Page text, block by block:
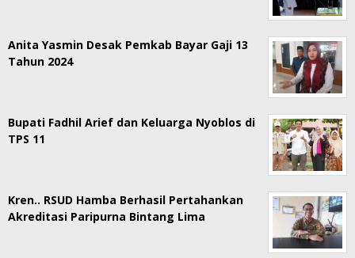
Anita Yasmin Desak Pemkab Bayar Gaji 13
Tahun 2024
Bupati Fadhil Arief dan Keluarga Nyoblos di
TPS 11
Kren.. RSUD Hamba Berhasil Pertahankan
Akreditasi Paripurna Bintang Lima